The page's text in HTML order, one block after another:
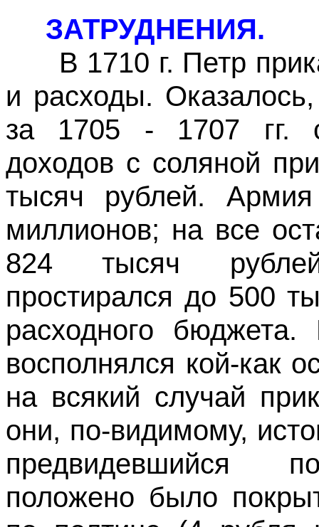
ЗАТРУДНЕНИЯ.
В 1710 г. Петр
и расходы.
за 1705 - 1707 гг.
доходов с соляной
тысяч рублей.
миллионов; на все
824 тысяч
простирался до 500
расходного бюджета.
восполнялся кой-как
на всякий случай
они, по-видимому,
предвидевшийся
положено было